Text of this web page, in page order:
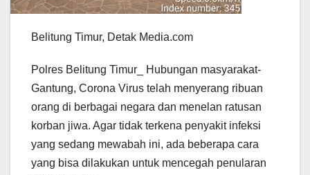
Belitung Timur, Detak Media.com
Polres Belitung Timur_ Hubungan masyarakat-
Gantung, Corona Virus telah menyerang ribuan
orang di berbagai negara dan menelan ratusan
korban jiwa. Agar tidak terkena penyakit infeksi
yang sedang mewabah ini, ada beberapa cara
yang bisa dilakukan untuk mencegah penularan